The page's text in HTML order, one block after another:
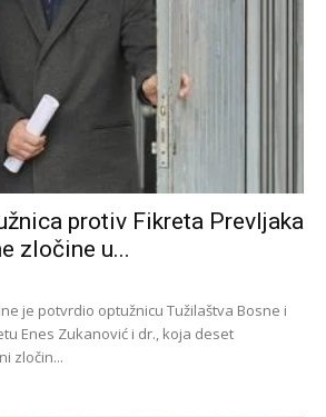
protiv Fikreta Prevljaka
zločine u...
je potvrdio optužnicu Tužilaštva Bosne i
Enes Zukanović i dr., koja deset
zločin...